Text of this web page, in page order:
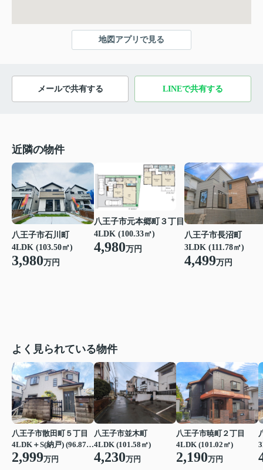
地図アプリで見る
メールで共有する LINEで共有する
近隣の物件
八王子市石川町
4LDK (103.50㎡)
3,980万円
八王子市元本郷町３丁目
4LDK (100.33㎡)
4,980万円
八王子市長沼町
3LDK (111.78㎡)
4,499万円
よく見られている物件
八王子市散田町５丁目
4LDK＋S(納戸) (96.87㎡)
2,999万円
八王子市並木町
4LDK (101.58㎡)
4,230万円
八王子市暁町２丁目
4LDK (101.02㎡)
2,190万円